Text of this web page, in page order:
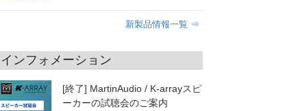
新製品情報一覧 ⇒
インフォメーション
[終了] MartinAudio / K-arrayスピ
ーカーの試聴会のご案内